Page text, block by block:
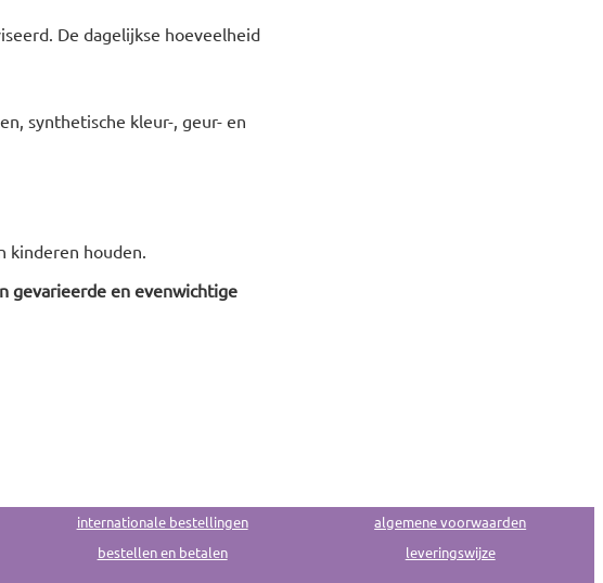
De dagelijkse hoeveelheid
synthetische kleur-, geur- en
kinderen houden.
gevarieerde en evenwichtige
internationale bestellingen
algemene voorwaarden
bestellen en betalen
leveringswijze